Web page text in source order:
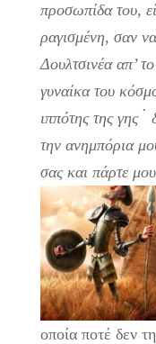
προσωπίδα του,
ραγισμένη, σαν
Δουλτσινέα απ’
γυναίκα του
ιππότης της γης
.
την ανημπόρια
σας και πάρτε
οποία ποτέ δεν